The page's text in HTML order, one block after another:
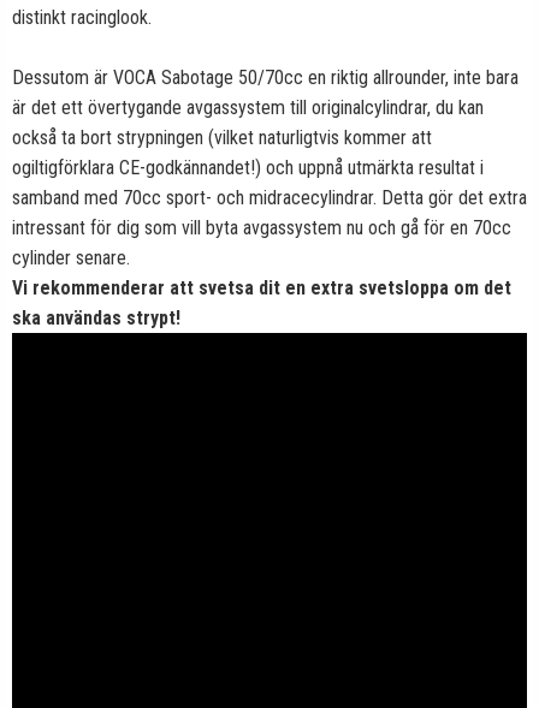
distinkt racinglook.
Dessutom är VOCA Sabotage 50/70cc en riktig allrounder, inte bara
är det ett övertygande avgassystem till originalcylindrar, du kan
också ta bort strypningen (vilket naturligtvis kommer att
ogiltigförklara CE-godkännandet!) och uppnå utmärkta resultat i
samband med 70cc sport- och midracecylindrar. Detta gör det extra
intressant för dig som vill byta avgassystem nu och gå för en 70cc
cylinder senare.
Vi rekommenderar att svetsa dit en extra svetsloppa om det
ska användas strypt!